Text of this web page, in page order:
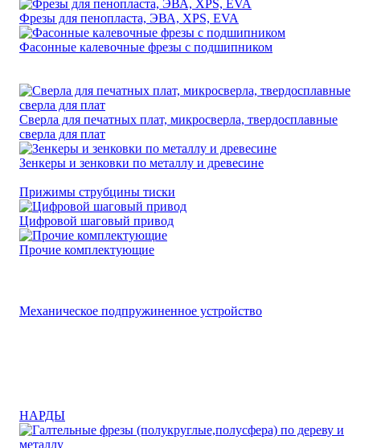
Фрезы для пенопласта, ЭВА, XPS, EVA
Фасонные калевочные фрезы с подшипником
Сверла для печатных плат, микросверла, твердосплавные
сверла для плат
Зенкеры и зенковки по металлу и древесине
Прижимы струбцины тиски
Цифровой шаговый привод
Прочие комплектующие
Механическое подпружиненное устройство
НАРДЫ